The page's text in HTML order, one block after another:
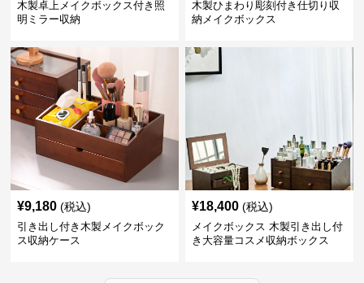
木製卓上メイクボックス付き照
明ミラー収納
木製ひまわり彫刻付き仕切り収
納メイクボックス
¥9,180 (税込)
引き出し付き木製メイクボック
ス収納ケース
¥18,400 (税込)
メイクボックス 木製引き出し付
き大容量コスメ収納ボックス